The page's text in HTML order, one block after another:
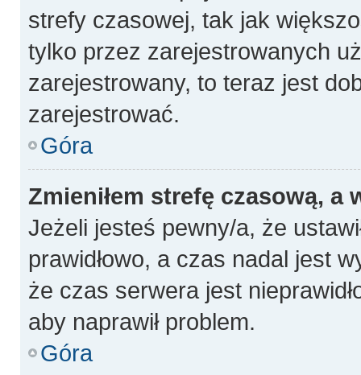
strefy czasowej, tak jak
tylko przez zarejestrowanych
zarejestrowany, to teraz jest
zarejestrować.
Góra
Zmieniłem strefę czasową, a
Jeżeli jesteś pewny/a, że
prawidłowo, a czas nadal jest
że czas serwera jest
aby naprawił problem.
Góra